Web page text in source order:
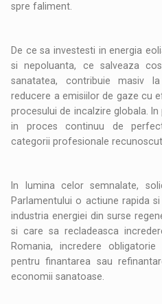
spre faliment.
De ce sa investesti in energia
si nepoluanta, ce salveaza
sanatatea, contribuie masiv
reducere a emisiilor de gaze cu
procesului de incalzire globala.
in proces continuu de
categorii profesionale
In lumina celor semnalate,
Parlamentului o actiune rapida
industria energiei din surse
si care sa recladeasca
Romania, incredere
pentru finantarea sau
economii sanatoase.